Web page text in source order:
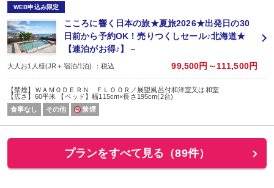
WEB申込み限定
こころに響く日本の旅★夏旅2026★出発日の30
日前から予約OK！売りつくしセール♪北海道★
【連泊がお得♪】－
大人お1人様(JR＋宿泊/1泊) ：税込 99,500円～111,500円
【禁煙】ＷＡＭＯＤＥＲＮ ＦＬＯＯＲ／展望風呂付和洋室又は和室
【広さ】60平米 【ベッド】幅115cm×長さ195cm(2台)
食事なし
その他 禁煙
プランをすべて見る（89件）